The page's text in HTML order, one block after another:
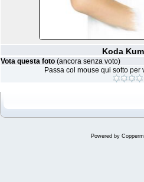
Koda
Vota questa foto (ancora senza voto)
Passa col mouse qui sotto per
Powered by